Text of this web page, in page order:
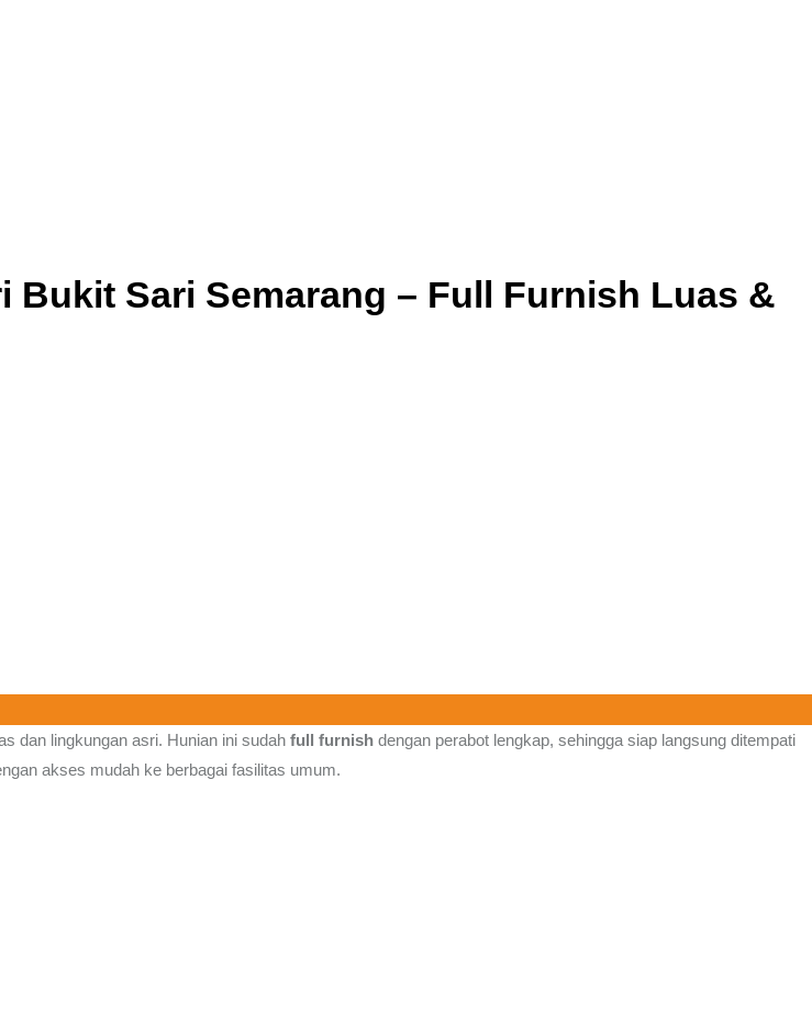
Sari Semarang – Full Furnish Luas &
dan lingkungan asri. Hunian ini sudah full furnish dengan perabot lengkap, sehingga siap langsung ditempati
akses mudah ke berbagai fasilitas umum.